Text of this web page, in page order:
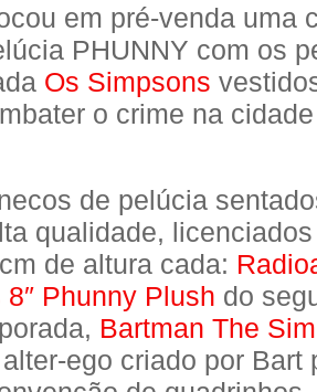
em pré-venda uma
PHUNNY com os
Os Simpsons
o crime na
de pelúcia
qualidade,
de altura cada:
Phunny Plush do
Bartman The
alter-ego criado por Bart